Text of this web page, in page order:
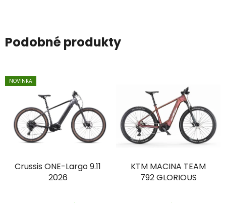
Podobné produkty
NOVINKA
Crussis ONE-Largo 9.11
2026
KTM MACINA TEAM
792 GLORIOUS